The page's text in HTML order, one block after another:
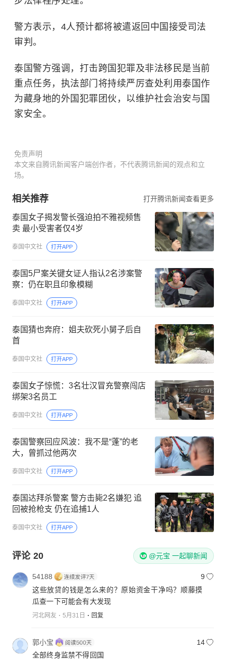
警方表示，4人预计都将被遣返回中国接受司法
审判。
泰国警方强调，打击跨国犯罪及非法移民是当前
重点任务，执法部门将持续严厉查处利用泰国作
为藏身地的外国犯罪团伙，以维护社会治安与国
家安全。
免责声明
本文来自腾讯新闻客户端创作者，不代表腾讯新闻的观点和立
场。
相关推荐 打开腾讯新闻查看更多
泰国女子揭发警长强迫拍不雅视频售
卖 最小受害者仅4岁
泰国中文社 打开APP
泰国5尸案关键女证人指认2名涉案警
察：仍在职且印象模糊
泰国中文社 打开APP
泰国猜也奔府：姐夫砍死小舅子后自
首
泰国中文社 打开APP
泰国女子惊慌：3名壮汉冒充警察闯店
绑架3名员工
泰国中文社 打开APP
泰国警察回应风波：我不是“蓬”的老
大，曾抓过他两次
泰国中文社 打开APP
泰国达拜杀警案 警方击毙2名嫌犯 追
回被抢枪支 仍在追捕1人
泰国中文社 打开APP
评论 20 @元宝 一起聊新闻
54188
9
这些放贷的钱是怎么来的？原始资金干净吗？顺藤摸
瓜查一下可能会有大发现
河北网友 5月31日 回复
郭小宝
14
全部终身监禁不得回国